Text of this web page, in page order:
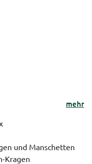
mehr
und Manschetten
Kragen